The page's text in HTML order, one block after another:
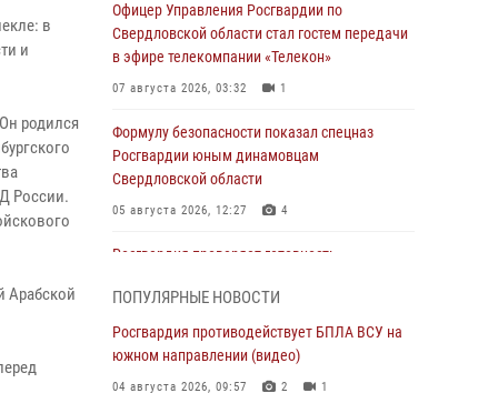
в
и
родился
России.
Арабской
Офицер Управления Росгвардии по
Свердловской области стал гостем передачи
в эфире телекомпании «Телекон»
07 августа 2026, 03:32 1
Формулу безопасности показал спецназ
Росгвардии юным динамовцам
Свердловской области
05 августа 2026, 12:27 4
Росгвардия проверяет готовность
учебному году
05 августа 2026, 05:44 10
Росгвардия противодействует БПЛА ВСУ на
ПОПУЛЯРНЫЕ НОВОСТИ
Росгвардия противодействует БПЛА ВСУ на
южном направлении (видео)
04 августа 2026, 09:57 2 1